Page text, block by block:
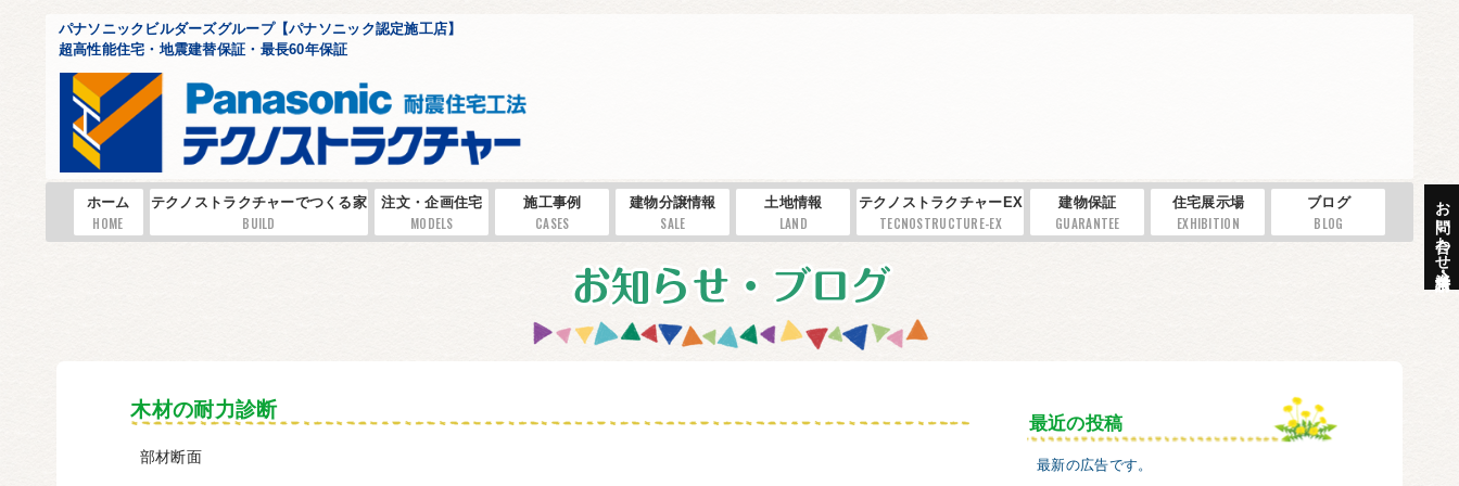
お問い合わせ・資料請求
パナソニックビルダーズグループ【パナソニック認定施工店】
超高性能住宅・地震建替保証・最長60年保証
ホーム
HOME
テクノストラクチャーでつくる家
BUILD
注文・企画住宅
MODELS
施工事例
CASES
建物分譲情報
SALE
土地情報
LAND
テクノストラクチャーEX
TECNOSTRUCTURE-EX
建物保証
GUARANTEE
住宅展示場
EXHIBITION
ブログ
BLOG
木材の耐力診断
部材断面
最近の投稿
最新の広告です。